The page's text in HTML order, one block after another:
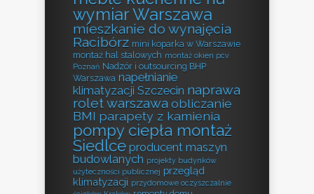
wymiar Warszawa
mieszkanie do wynajęcia
Racibórz mini koparka w Warszawie
montaż hal stalowych montaż okien pcv
Poznań Nadzór i outsourcing BHP
Warszawa napełnianie
klimatyzacji Szczecin naprawa
rolet warszawa obliczanie
BMI parapety z kamienia
pompy ciepła montaż
Siedlce producent maszyn
budowlanych projekty budynków
użyteczności publicznej przegląd
klimatyzacji przydomowe oczyszczalnie